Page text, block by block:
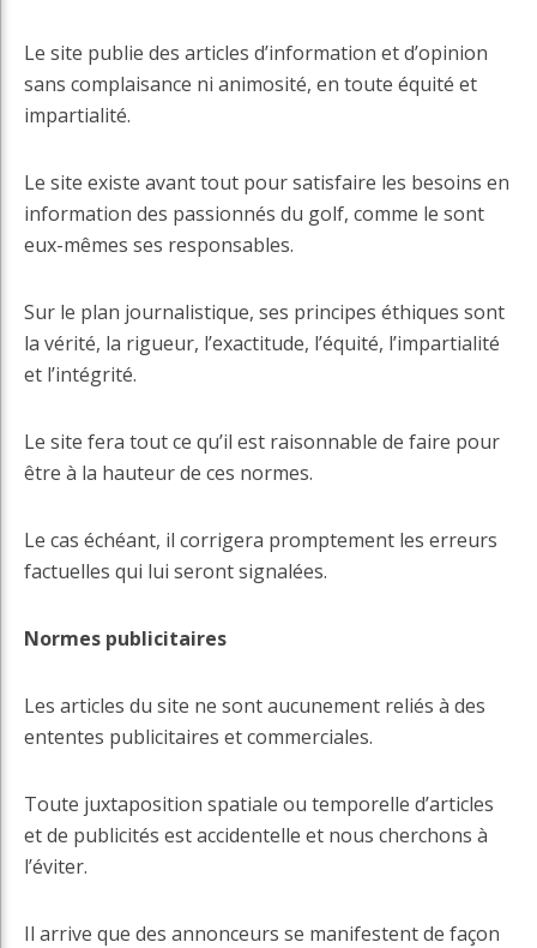
Le site publie des articles d’information et d’opinion
sans complaisance ni animosité, en toute équité et
impartialité.
Le site existe avant tout pour satisfaire les besoins en
information des passionnés du golf, comme le sont
eux-mêmes ses responsables.
Sur le plan journalistique, ses principes éthiques sont
la vérité, la rigueur, l’exactitude, l’équité, l’impartialité
et l’intégrité.
Le site fera tout ce qu’il est raisonnable de faire pour
être à la hauteur de ces normes.
Le cas échéant, il corrigera promptement les erreurs
factuelles qui lui seront signalées.
Normes publicitaires
Les articles du site ne sont aucunement reliés à des
ententes publicitaires et commerciales.
Toute juxtaposition spatiale ou temporelle d’articles
et de publicités est accidentelle et nous cherchons à
l’éviter.
Il arrive que des annonceurs se manifestent de façon